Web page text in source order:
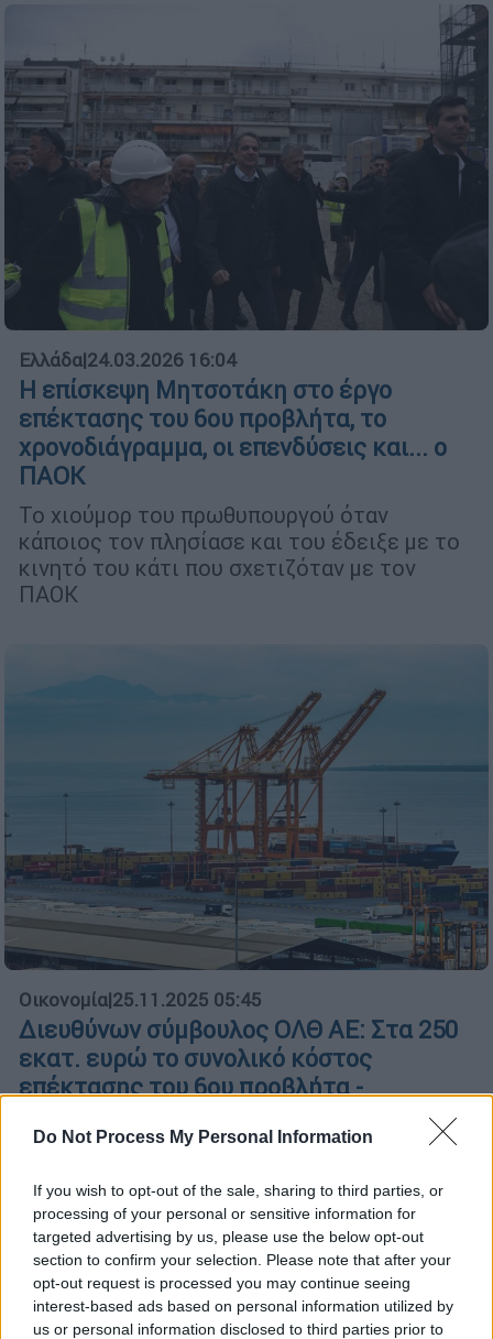
Do Not Process My Personal Information
If you wish to opt-out of the sale, sharing to third parties, or
processing of your personal or sensitive information for
targeted advertising by us, please use the below opt-out
section to confirm your selection. Please note that after your
opt-out request is processed you may continue seeing
interest-based ads based on personal information utilized by
us or personal information disclosed to third parties prior to
Ελλάδα|24.03.2026 16:04
Η επίσκεψη Μητσοτάκη στο έργο
επέκτασης του 6ου προβλήτα, το
χρονοδιάγραμμα, οι επενδύσεις και... ο
ΠΑΟΚ
Το χιούμορ του πρωθυπουργού όταν
κάποιος τον πλησίασε και του έδειξε με το
κινητό του κάτι που σχετιζόταν με τον
ΠΑΟΚ
Οικονομία|25.11.2025 05:45
Διευθύνων σύμβουλος ΟΛΘ ΑΕ: Στα 250
εκατ. ευρώ το συνολικό κόστος
επέκτασης του 6ου προβλήτα -
σιδηροδρομικό κόστος
Στόχος της διοίκησης της ΟΛΘ ΑΕ η
επέκταση του λιμανιού σε χερσαίο χώρο με
τη δημιουργία σύγχρονου εμπορευματικού
πάρκο στον τομέα των συνδυασμένων
μεταφορών